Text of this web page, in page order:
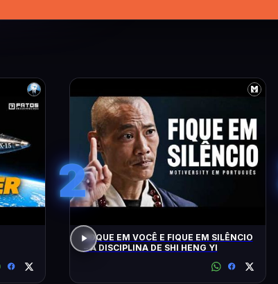
2
FOQUE EM VOCÊ E FIQUE EM SILÊNCIO
– A DISCIPLINA DE SHI HENG YI